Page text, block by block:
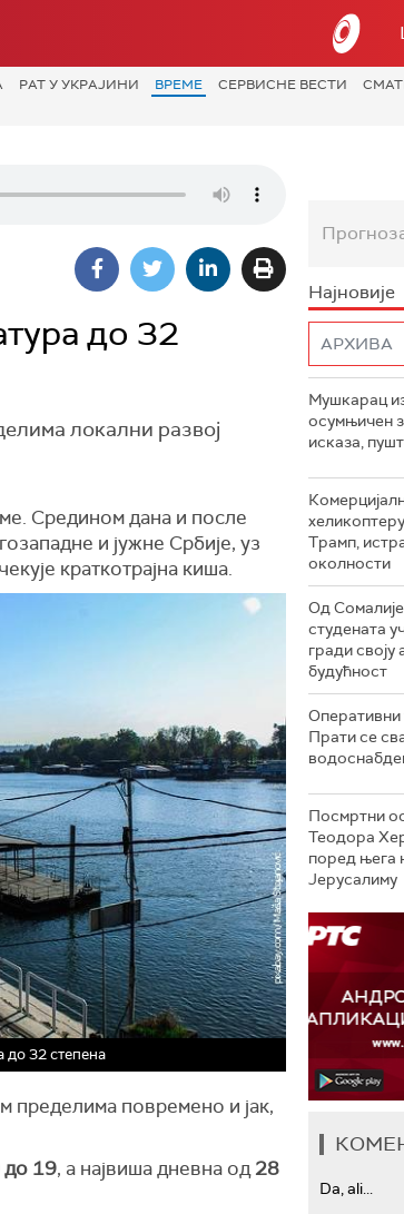
РАТ У УКРАЈИНИ ВРЕМЕ СЕРВИСНЕ ВЕСТИ
до 32
локални развој
Средином дана и после
и јужне Србије, уз
краткотрајна киша.
до 32 степена
пределима повремено и јак,
до 19, а највиша дневна од28
Најновије
Мушкарац
осумњичен
исказа,
Трамп,
околности
Од
студената
гради своју
будућност
Оперативни
Прати се
Посмртни
Теодора
поред њега
Јерусалиму
Da, ali...